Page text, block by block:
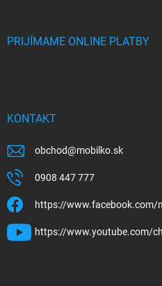
PRIJÍMAME ONLINE PLATBY
KONTAKT
obchod@mobilko.sk
0908 447 777
https://www.facebook.com/
https://www.youtube.com/